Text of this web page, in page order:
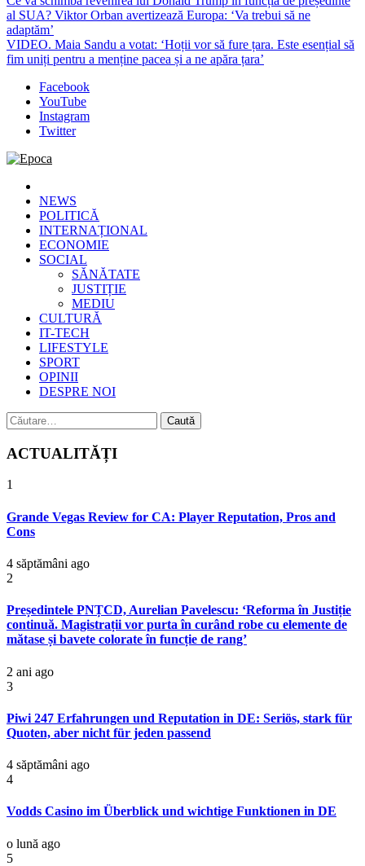
al SUA? Viktor Orban avertizează Europa: ‘Va trebui să ne
adaptăm’
VIDEO. Maia Sandu a votat: ‘Hoții vor să fure țara. Este esențial să
fim uniți pentru a menține pacea și a ne apăra țara’
Facebook
YouTube
Instagram
Twitter
Epoca
Cele mai noi știri online din România
NEWS
POLITICĂ
INTERNAȚIONAL
ECONOMIE
SOCIAL
SĂNĂTATE
JUSTIȚIE
MEDIU
CULTURĂ
IT-TECH
LIFESTYLE
SPORT
OPINII
DESPRE NOI
Caută
după:
ACTUALITĂȚI
1
Grande Vegas Review for CA: Player Reputation, Pros and
Cons
4 săptămâni ago
2
Președintele PNȚCD, Aurelian Pavelescu: ‘Reforma în Justiție
continuă. Magistrații vor purta în curând robe cu elemente de
mătase și bavete colorate în funcție de rang’
2 ani ago
3
Piwi 247 Erfahrungen und Reputation in DE: Seriös, stark für
Quoten, aber nicht für jeden passend
4 săptămâni ago
4
Vodds Casino im Überblick und wichtige Funktionen in DE
o lună ago
5